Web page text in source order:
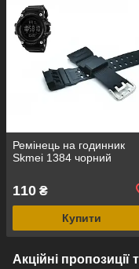
Ремінець на годинник
Skmei 1384 чорний
110 ₴
Купити
Акційні пропозиції